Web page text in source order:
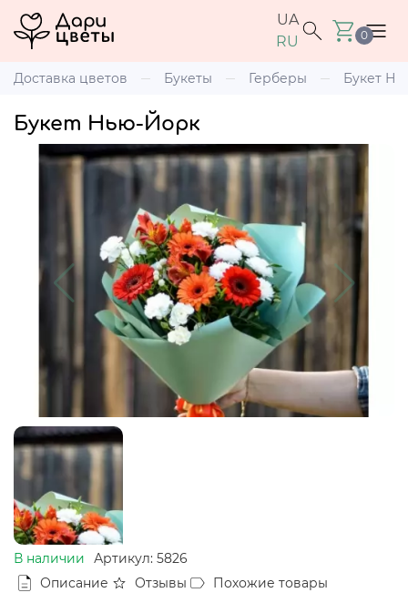
UA
RU
0
Доставка цветов Букеты Герберы Букет
Букет Нью-Йорк
В наличии
Артикул: 5826
Описание
Отзывы Похожие товары